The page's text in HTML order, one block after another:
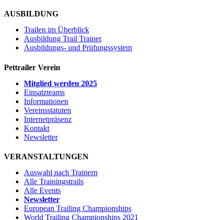
AUSBILDUNG
Trailen im Überblick
Ausbildung Trail Trainer
Ausbildungs- und Prüfungssystem
Pettrailer Verein
Mitglied werden 2025
Einsatzteams
Informationen
Vereinsstatuten
Internetpräsenz
Kontakt
Newsletter
VERANSTALTUNGEN
Auswahl nach Trainern
Alle Trainingstrails
Alle Events
Newsletter
European Trailing Championships
World Trailing Championships 2021